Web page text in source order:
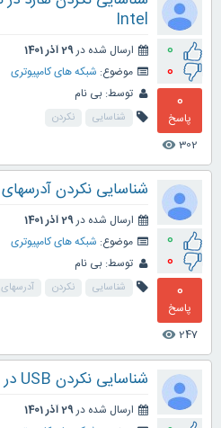
0
0
0
پاسخ
302
visibility
Intel
ارسال شده در29 آذر 1401
موضوع: شبکه های کامپیوتری
توسط: بی نام
شناسایی نکردن
0
0
0
پاسخ
247
visibility
شناسایی نکردن آدرسهای IP شبکه در ISA سرور
ارسال شده در29 آذر 1401
موضوع: شبکه های کامپیوتری
توسط: بی نام
شناسایی نکردن آدرسهای
شناسایی نکردن USB در پورت های لپتاپ
ارسال شده در29 آذر 1401